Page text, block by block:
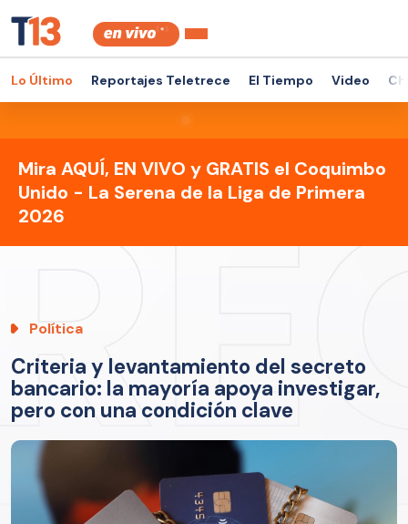
Lo Último Reportajes Teletrece El Tiempo Video
Mira AQUÍ, EN VIVO y GRATIS el Coquimbo
Unido - La Serena de la Liga de Primera
2026
Política
Criteria y levantamiento del secreto
bancario: la mayoría apoya investigar,
pero con una condición clave